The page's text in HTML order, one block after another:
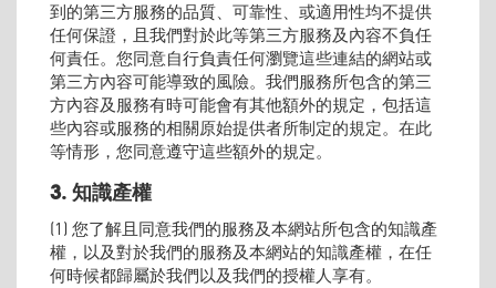
到的第三方服務的品質、可靠性、或適用性均不提供
任何保證，且我們對於此等第三方服務及內容不負任
何責任。您同意自行負責任何瀏覽這些連結的網站或
第三方內容可能導致的風險。我們服務所包含的第三
方內容及服務有時可能會有其他額外的規定，包括這
些內容或服務的相關原始提供者所制定的規定。在此
等情形，您同意遵守這些額外的規定。
3. 知識產權
(1) 您了解且同意我們的服務及本網站所包含的知識產
權，以及對於我們的服務及本網站的知識產權，在任
何時候都歸屬於我們以及我們的授權人享有。